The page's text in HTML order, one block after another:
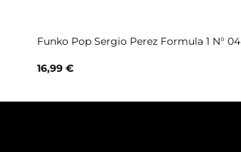
Funko Pop Sergio Perez Formula 1 N° 04
16,99 €